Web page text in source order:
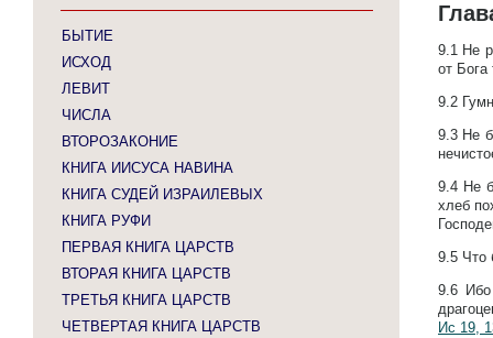
БЫТИЕ
ИСХОД
ЛЕВИТ
ЧИСЛА
ВТОРОЗАКОНИЕ
КНИГА ИИСУСА НАВИНА
КНИГА СУДЕЙ ИЗРАИЛЕВЫХ
КНИГА РУФИ
ПЕРВАЯ КНИГА ЦАРСТВ
ВТОРАЯ КНИГА ЦАРСТВ
ТРЕТЬЯ КНИГА ЦАРСТВ
ЧЕТВЕРТАЯ КНИГА ЦАРСТВ
9.1 Не
от
9.2
9.3 Не
9.4 Не
хлеб
9.5 Что
9.6
Ис 19,